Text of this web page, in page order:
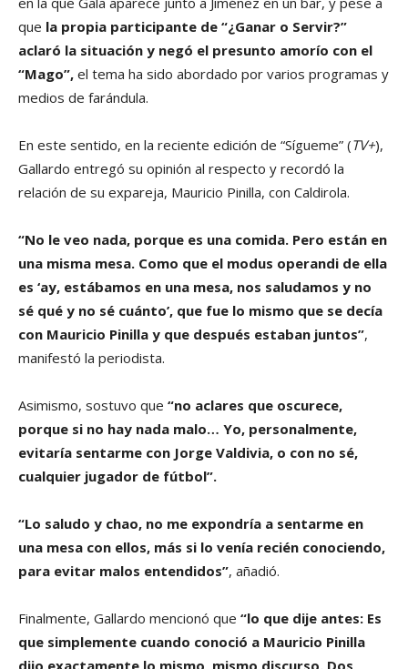
que la propia participante de “¿Ganar o Servir?”
aclaró la situación y negó el presunto amorío con el
“Mago”, el tema ha sido abordado por varios programas y
medios de farándula.
En este sentido, en la reciente edición de “Sígueme” (TV+),
Gallardo entregó su opinión al respecto y recordó la
relación de su expareja, Mauricio Pinilla, con Caldirola.
“No le veo nada, porque es una comida. Pero están en
una misma mesa. Como que el modus operandi de ella
es ‘ay, estábamos en una mesa, nos saludamos y no
sé qué y no sé cuánto’, que fue lo mismo que se decía
con Mauricio Pinilla y que después estaban juntos”,
manifestó la periodista.
Asimismo, sostuvo que “no aclares que oscurece,
porque si no hay nada malo… Yo, personalmente,
evitaría sentarme con Jorge Valdivia, o con no sé,
cualquier jugador de fútbol”.
“Lo saludo y chao, no me expondría a sentarme en
una mesa con ellos, más si lo venía recién conociendo,
para evitar malos entendidos”, añadió.
Finalmente, Gallardo mencionó que “lo que dije antes: Es
que simplemente cuando conoció a Mauricio Pinilla
dijo exactamente lo mismo, mismo discurso. Dos